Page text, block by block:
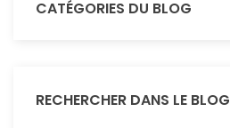
CATÉGORIES DU BLOG
RECHERCHER DANS LE BLOG